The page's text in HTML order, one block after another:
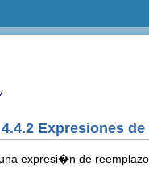
4.4.2 Expresiones
expresi�n de